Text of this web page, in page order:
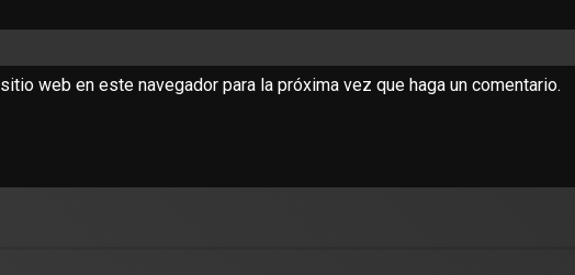
web en este navegador para la próxima vez que haga un comentario.